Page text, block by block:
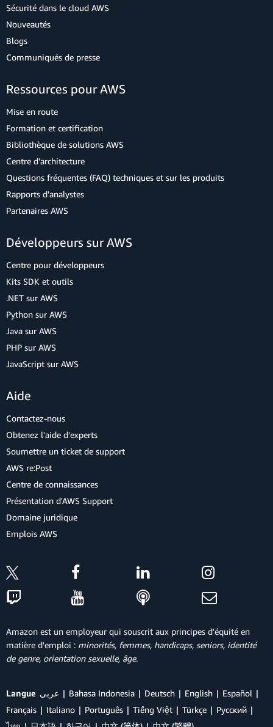
Sécurité dans le cloud AWS
Nouveautés
Blogs
Communiqués de presse
Ressources pour AWS
Mise en route
Formation et certification
Bibliothèque de solutions AWS
Centre d'architecture
Questions fréquentes (FAQ) techniques et sur les produits
Rapports d'analystes
Partenaires AWS
Développeurs sur AWS
Centre pour développeurs
Kits SDK et outils
.NET sur AWS
Python sur AWS
Java sur AWS
PHP sur AWS
JavaScript sur AWS
Aide
Contactez-nous
Obtenez l'aide d'experts
Soumettre un ticket de support
AWS re:Post
Centre de connaissances
Présentation d'AWS Support
Domaine juridique
Emplois AWS
Amazon est un employeur qui souscrit aux principes d'équité en
matière d'emploi : minorités, femmes, handicaps, seniors, identité
de genre, orientation sexuelle, âge.
Langue عربي Bahasa Indonesia Deutsch English
Español
Français
Italiano Português Tiếng Việt Türkçe
Ρусский